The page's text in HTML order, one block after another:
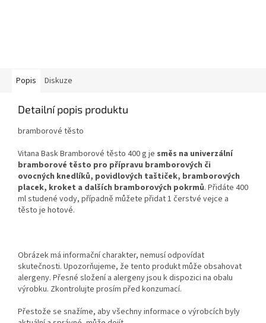
Popis Diskuze
Detailní popis produktu
bramborové těsto
Vitana Bask Bramborové těsto 400 g je směs na univerzální
bramborové těsto pro přípravu bramborových či
ovocných knedlíků, povidlových taštiček, bramborových
placek, kroket a dalších bramborových pokrmů. Přidáte 400
ml studené vody, případně můžete přidat 1 čerstvé vejce a
těsto je hotové.
Obrázek má informační charakter, nemusí odpovídat
skutečnosti. Upozorňujeme, že tento produkt může obsahovat
alergeny. Přesné složení a alergeny jsou k dispozici na obalu
výrobku. Zkontrolujte prosím před konzumací.
Přestože se snažíme, aby všechny informace o výrobcích byly